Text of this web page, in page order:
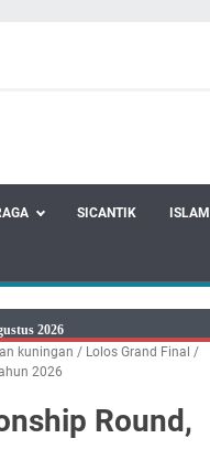
SICANTIK ISLAMI
2026
Sindangagung
Uang
Tempat Beristirahat yang Paling
kuningan / Lolos Grand Final /
2026
Round,